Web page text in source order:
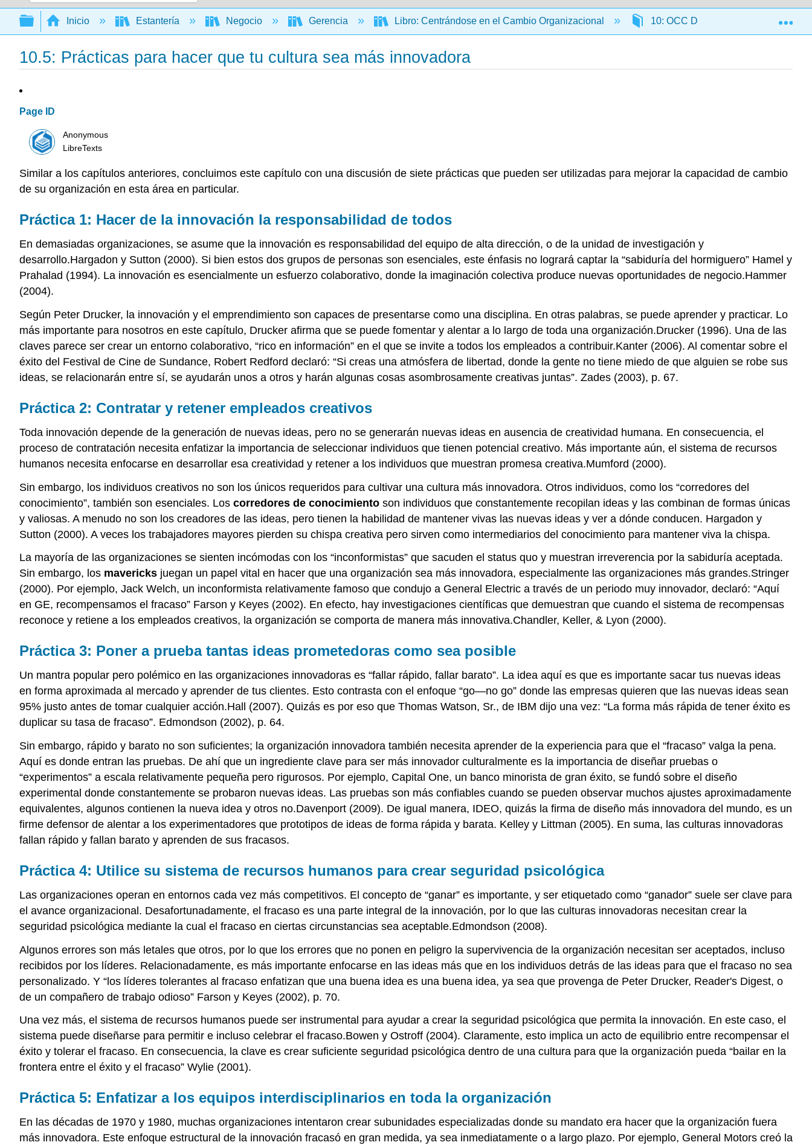
Buscar
Expandir/contraer jerarquía global
Inicio Estantería Negocio Gerencia Libro: Centrándose en el Cambio Organizacional 10: OCC Dimensión 8- Cultura
10.5: Prácticas para hacer que tu cultura sea más innovadora
Page ID
Anonymous
LibreTexts
Similar a los capítulos anteriores, concluimos este capítulo con una discusión de siete prácticas que pueden ser utilizadas para mejorar la capacidad de cambio
de su organización en esta área en particular.
Práctica 1: Hacer de la innovación la responsabilidad de todos
En demasiadas organizaciones, se asume que la innovación es responsabilidad del equipo de alta dirección, o de la unidad de investigación y
desarrollo.Hargadon y Sutton (2000). Si bien estos dos grupos de personas son esenciales, este énfasis no logrará captar la “sabiduría del hormiguero” Hamel y
Prahalad (1994). La innovación es esencialmente un esfuerzo colaborativo, donde la imaginación colectiva produce nuevas oportunidades de negocio.Hammer
(2004).
Según Peter Drucker, la innovación y el emprendimiento son capaces de presentarse como una disciplina. En otras palabras, se puede aprender y practicar. Lo
más importante para nosotros en este capítulo, Drucker afirma que se puede fomentar y alentar a lo largo de toda una organización.Drucker (1996). Una de las
claves parece ser crear un entorno colaborativo, “rico en información” en el que se invite a todos los empleados a contribuir.Kanter (2006). Al comentar sobre el
éxito del Festival de Cine de Sundance, Robert Redford declaró: “Si creas una atmósfera de libertad, donde la gente no tiene miedo de que alguien se robe sus
ideas, se relacionarán entre sí, se ayudarán unos a otros y harán algunas cosas asombrosamente creativas juntas”. Zades (2003), p. 67.
Práctica 2: Contratar y retener empleados creativos
Toda innovación depende de la generación de nuevas ideas, pero no se generarán nuevas ideas en ausencia de creatividad humana. En consecuencia, el
proceso de contratación necesita enfatizar la importancia de seleccionar individuos que tienen potencial creativo. Más importante aún, el sistema de recursos
humanos necesita enfocarse en desarrollar esa creatividad y retener a los individuos que muestran promesa creativa.Mumford (2000).
Sin embargo, los individuos creativos no son los únicos requeridos para cultivar una cultura más innovadora. Otros individuos, como los “corredores del
conocimiento”, también son esenciales. Los corredores de conocimiento son individuos que constantemente recopilan ideas y las combinan de formas únicas
y valiosas. A menudo no son los creadores de las ideas, pero tienen la habilidad de mantener vivas las nuevas ideas y ver a dónde conducen. Hargadon y
Sutton (2000). A veces los trabajadores mayores pierden su chispa creativa pero sirven como intermediarios del conocimiento para mantener viva la chispa.
La mayoría de las organizaciones se sienten incómodas con los “inconformistas” que sacuden el status quo y muestran irreverencia por la sabiduría aceptada.
Sin embargo, los mavericks juegan un papel vital en hacer que una organización sea más innovadora, especialmente las organizaciones más grandes.Stringer
(2000). Por ejemplo, Jack Welch, un inconformista relativamente famoso que condujo a General Electric a través de un periodo muy innovador, declaró: “Aquí
en GE, recompensamos el fracaso” Farson y Keyes (2002). En efecto, hay investigaciones científicas que demuestran que cuando el sistema de recompensas
reconoce y retiene a los empleados creativos, la organización se comporta de manera más innovativa.Chandler, Keller, & Lyon (2000).
Práctica 3: Poner a prueba tantas ideas prometedoras como sea posible
Un mantra popular pero polémico en las organizaciones innovadoras es “fallar rápido, fallar barato”. La idea aquí es que es importante sacar tus nuevas ideas
en forma aproximada al mercado y aprender de tus clientes. Esto contrasta con el enfoque “go—no go” donde las empresas quieren que las nuevas ideas sean
95% justo antes de tomar cualquier acción.Hall (2007). Quizás es por eso que Thomas Watson, Sr., de IBM dijo una vez: “La forma más rápida de tener éxito es
duplicar su tasa de fracaso”. Edmondson (2002), p. 64.
Sin embargo, rápido y barato no son suficientes; la organización innovadora también necesita aprender de la experiencia para que el “fracaso” valga la pena.
Aquí es donde entran las pruebas. De ahí que un ingrediente clave para ser más innovador culturalmente es la importancia de diseñar pruebas o
“experimentos” a escala relativamente pequeña pero rigurosos. Por ejemplo, Capital One, un banco minorista de gran éxito, se fundó sobre el diseño
experimental donde constantemente se probaron nuevas ideas. Las pruebas son más confiables cuando se pueden observar muchos ajustes aproximadamente
equivalentes, algunos contienen la nueva idea y otros no.Davenport (2009). De igual manera, IDEO, quizás la firma de diseño más innovadora del mundo, es un
firme defensor de alentar a los experimentadores que prototipos de ideas de forma rápida y barata. Kelley y Littman (2005). En suma, las culturas innovadoras
fallan rápido y fallan barato y aprenden de sus fracasos.
Práctica 4: Utilice su sistema de recursos humanos para crear seguridad psicológica
Las organizaciones operan en entornos cada vez más competitivos. El concepto de “ganar” es importante, y ser etiquetado como “ganador” suele ser clave para
el avance organizacional. Desafortunadamente, el fracaso es una parte integral de la innovación, por lo que las culturas innovadoras necesitan crear la
seguridad psicológica mediante la cual el fracaso en ciertas circunstancias sea aceptable.Edmondson (2008).
Algunos errores son más letales que otros, por lo que los errores que no ponen en peligro la supervivencia de la organización necesitan ser aceptados, incluso
recibidos por los líderes. Relacionadamente, es más importante enfocarse en las ideas más que en los individuos detrás de las ideas para que el fracaso no sea
personalizado. Y “los líderes tolerantes al fracaso enfatizan que una buena idea es una buena idea, ya sea que provenga de Peter Drucker, Reader's Digest, o
de un compañero de trabajo odioso” Farson y Keyes (2002), p. 70.
Una vez más, el sistema de recursos humanos puede ser instrumental para ayudar a crear la seguridad psicológica que permita la innovación. En este caso, el
sistema puede diseñarse para permitir e incluso celebrar el fracaso.Bowen y Ostroff (2004). Claramente, esto implica un acto de equilibrio entre recompensar el
éxito y tolerar el fracaso. En consecuencia, la clave es crear suficiente seguridad psicológica dentro de una cultura para que la organización pueda “bailar en la
frontera entre el éxito y el fracaso” Wylie (2001).
Práctica 5: Enfatizar a los equipos interdisciplinarios en toda la organización
En las décadas de 1970 y 1980, muchas organizaciones intentaron crear subunidades especializadas donde su mandato era hacer que la organización fuera
más innovadora. Este enfoque estructural de la innovación fracasó en gran medida, ya sea inmediatamente o a largo plazo. Por ejemplo, General Motors creó la